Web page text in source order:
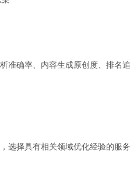
准确率、内容生成原创度、排名
选择具有相关领域优化经验的服